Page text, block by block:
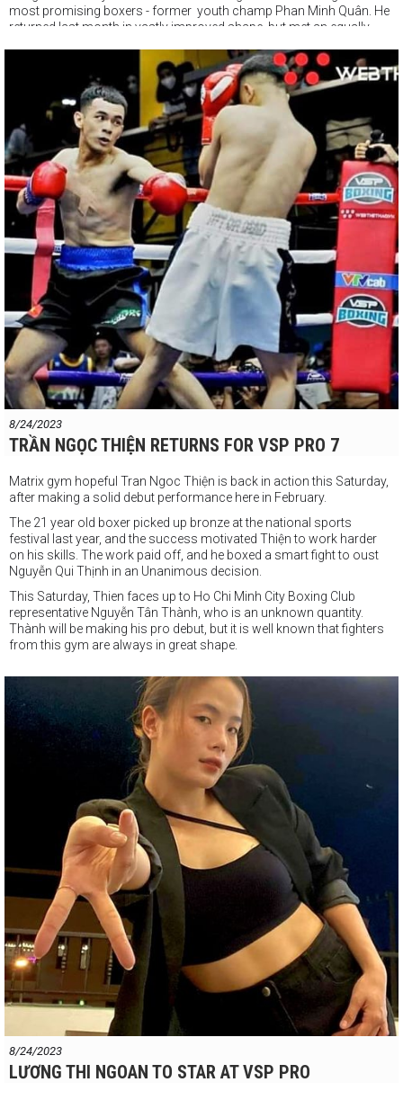
most promising boxers - former youth champ Phan Minh Quân. He
returned last month in vastly improved shape, but met an equally
The Hanoi boxer showed great sturdiness under pressure, because
Dao arguably put on the best boxing performance of the night.
Courtesy of his improvement, the match up between Nguyễn Khắc
Dũng and southpaw Truong Hai Bien shapes as one of the most
interesting this Saturday night.
Bien is on debut, but has an extensive kickboxing and muay thai
background, and the reports from Binh Duong are that he will be well
suited to the professional boxing arena.
This fight has been elevated to the main undercard, and be in no
doubt that these two hard headed warriors will do it justice !
8/24/2023
TRẦN NGỌC THIỆN RETURNS FOR VSP PRO 7
Matrix gym hopeful Tran Ngoc Thiện is back in action this Saturday,
after making a solid debut performance here in February.
The 21 year old boxer picked up bronze at the national sports
festival last year, and the success motivated Thiện to work harder
on his skills. The work paid off, and he boxed a smart fight to oust
Nguyễn Qui Thịnh in an Unanimous decision.
This Saturday, Thien faces up to Ho Chi Minh City Boxing Club
representative Nguyễn Tân Thành, who is an unknown quantity.
Thành will be making his pro debut, but it is well known that fighters
from this gym are always in great shape.
everyone to expect a vastly improved Tran Ngọc Thiện this Saturday
night.
Doors open 6pm. Please arrive early.
#vsppromotions
#Webthethao
#boxingvietnam
8/24/2023
LƯƠNG THI NGOAN TO STAR AT VSP PRO